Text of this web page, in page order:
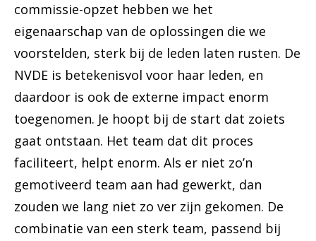
commissie-opzet hebben we het
eigenaarschap van de oplossingen die we
voorstelden, sterk bij de leden laten rusten. De
NVDE is betekenisvol voor haar leden, en
daardoor is ook de externe impact enorm
toegenomen. Je hoopt bij de start dat zoiets
gaat ontstaan. Het team dat dit proces
faciliteert, helpt enorm. Als er niet zo’n
gemotiveerd team aan had gewerkt, dan
zouden we lang niet zo ver zijn gekomen. De
combinatie van een sterk team, passend bij